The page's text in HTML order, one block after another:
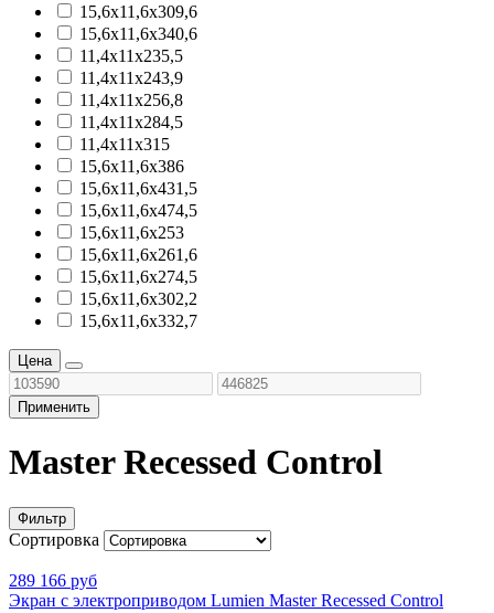
15,6х11,6х309,6
15,6х11,6х340,6
11,4х11х235,5
11,4х11х243,9
11,4х11х256,8
11,4х11х284,5
11,4х11х315
15,6х11,6х386
15,6х11,6х431,5
15,6х11,6х474,5
15,6х11,6х253
15,6х11,6х261,6
15,6х11,6х274,5
15,6х11,6х302,2
15,6х11,6х332,7
Цена
Применить
Master Recessed Control
Фильтр
Сортировка
289 166 руб
Экран с электроприводом Lumien Master Recessed Control